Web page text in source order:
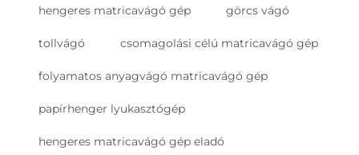
hengeres matricavágó gép görcs vágó
tollvágó csomagolási célú matricavágó gép
folyamatos anyagvágó matricavágó gép
papírhenger lyukasztógép
hengeres matricavágó gép eladó